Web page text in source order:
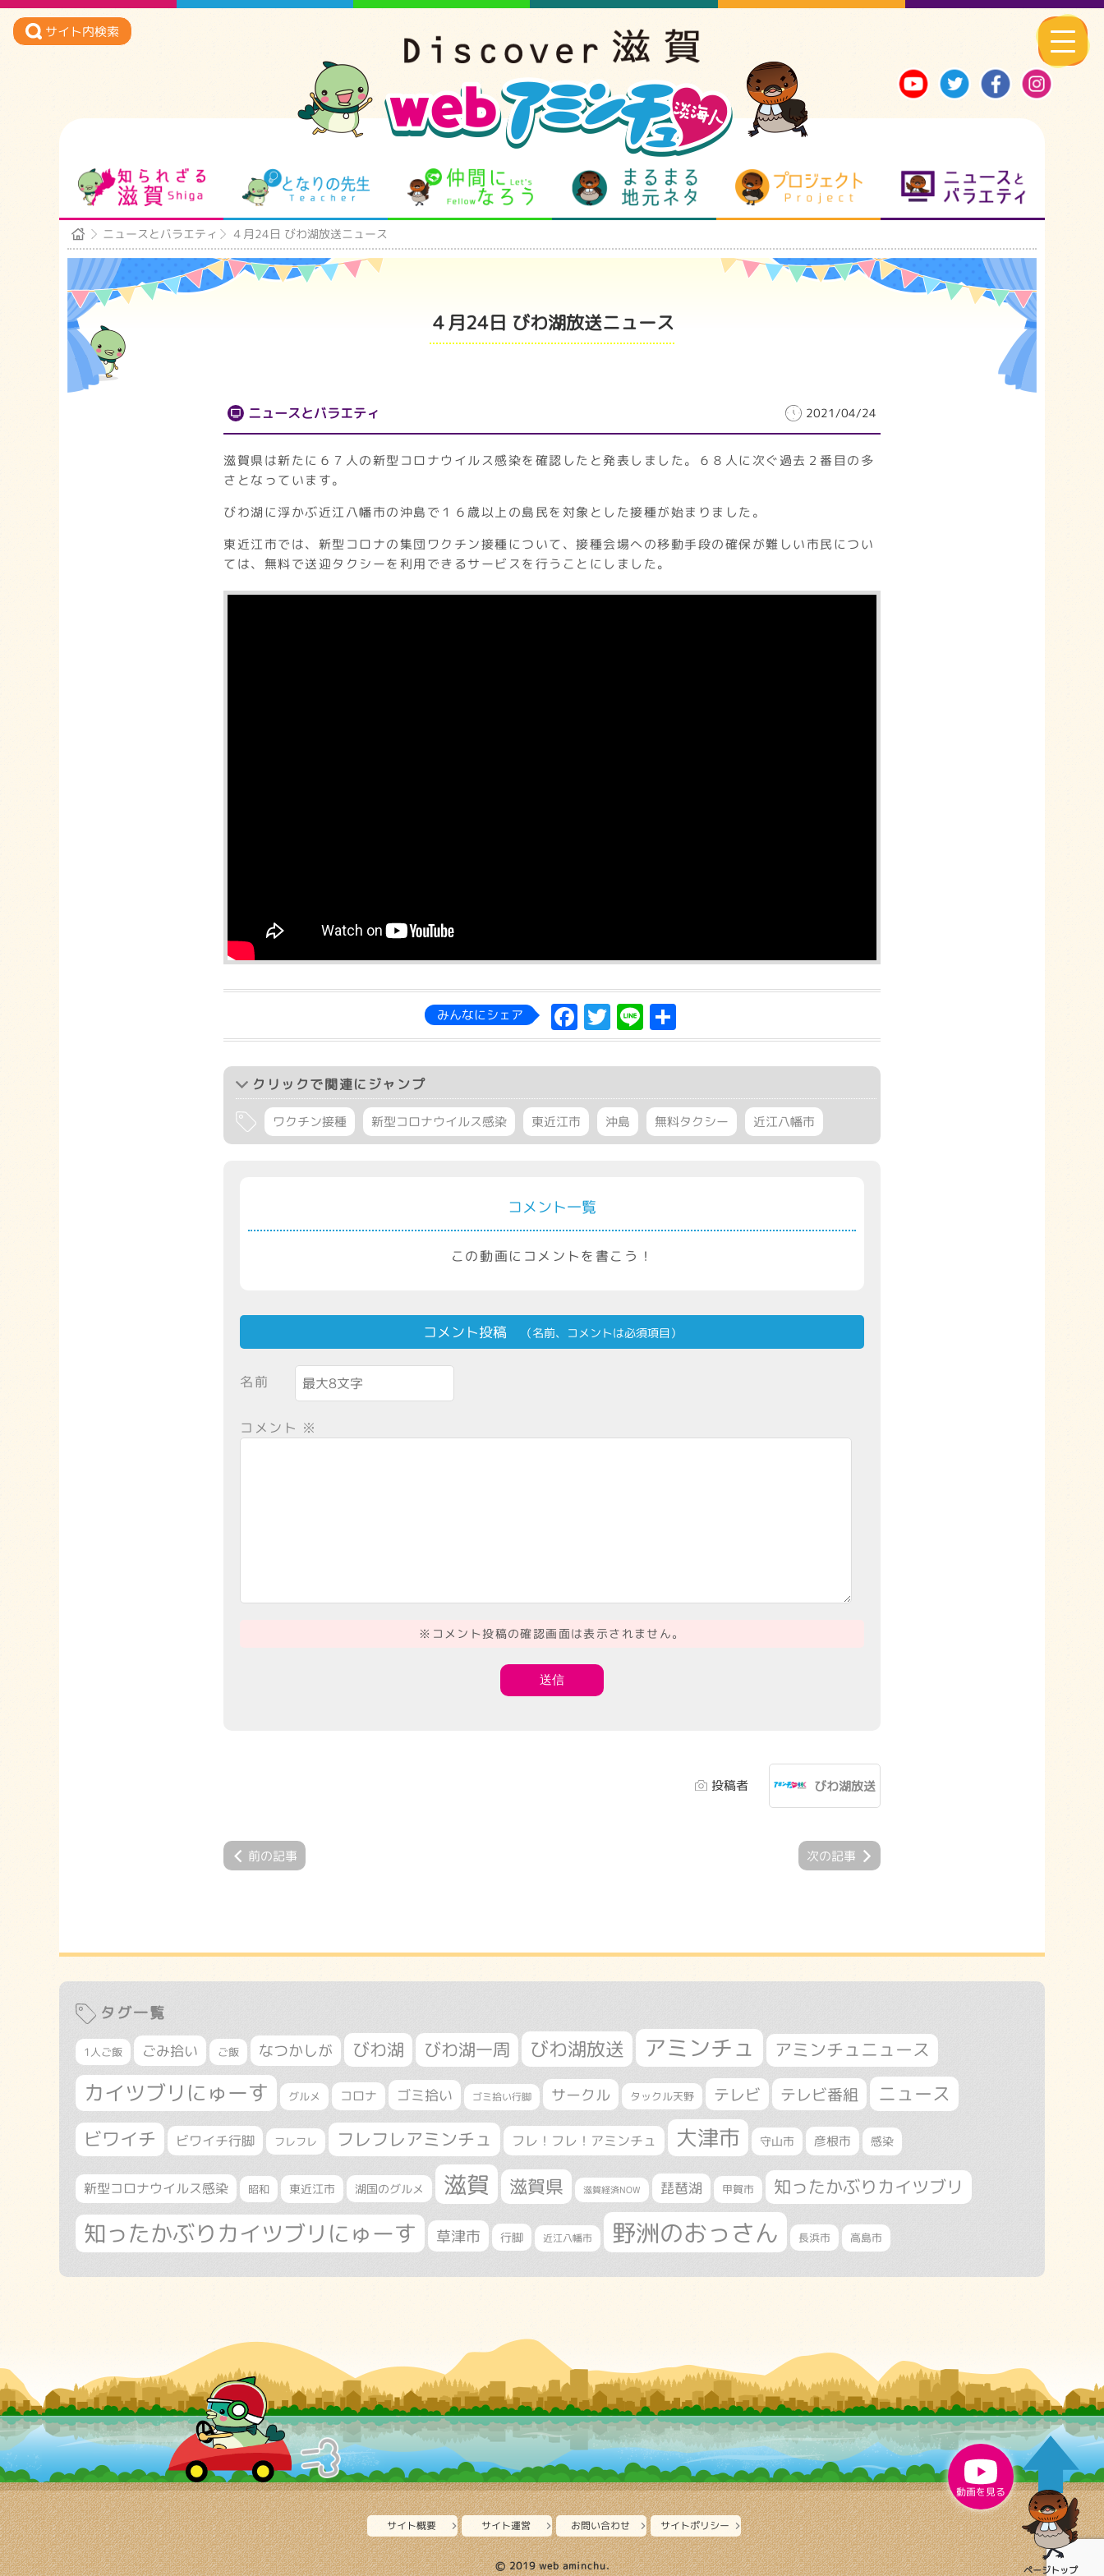
サイト内検索
知られざる滋賀 となりの先生 仲間になろう まるまる地元ネタ プロジェクト
ニュースとバラエティ ４月24日 びわ湖放送ニュース
４月24日 びわ湖放送ニュース
ニュースとバラエティ 2021/04/24
滋賀県は新たに６７人の新型コロナウイルス感染を確認したと発表しました。６８人に次ぐ過去２番目の多
さとなっています。
びわ湖に浮かぶ近江八幡市の沖島で１６歳以上の島民を対象とした接種が始まりました。
東近江市では、新型コロナの集団ワクチン接種について、接種会場への移動手段の確保が難しい市民につい
ては、無料で送迎タクシーを利用できるサービスを行うことにしました。
みんなにシェア Facebook
Twitter
Line
有
クリックで関連にジャンプ
ワクチン接種 新型コロナウイルス感染 東近江市 沖島 無料タクシー 近江八幡市
コメント一覧
この動画にコメントを書こう！
コメント投稿 （名前、コメントは必須項目）
名前
コメント ※
※コメント投稿の確認画面は表示されません。
投稿者 びわ湖放送
前の記事 次の記事
動画を見る
タグ一覧
1人ご飯 ごみ拾い ご飯 なつかしが びわ湖 びわ湖一周 びわ湖放送 アミンチュ アミンチュニュース
カイツブリにゅーす グルメ コロナ ゴミ拾い ゴミ拾い行脚 サークル タックル天野 テレビ テレビ番組 ニュース
ビワイチ ビワイチ行脚 フレフレ フレフレアミンチュ フレ！フレ！アミンチュ 大津市 守山市 彦根市 感染
新型コロナウイルス感染 昭和 東近江市 湖国のグルメ 滋賀 滋賀県 滋賀経済NOW 琵琶湖 甲賀市 知ったかぶりカイツブリ
知ったかぶりカイツブリにゅーす 草津市 行脚 近江八幡市 野洲のおっさん 長浜市 高島市
サイト概要 サイト運営 お問い合わせ サイトポリシー
Ⓒ 2019 web aminchu. ページトップ